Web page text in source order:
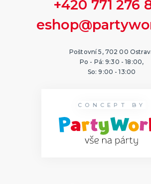
+420 771 276
Poštovní 5, 702 00
Po - Pá: 9:30 - 18:00,
So: 9:00 - 13:00
CONCEPT BY